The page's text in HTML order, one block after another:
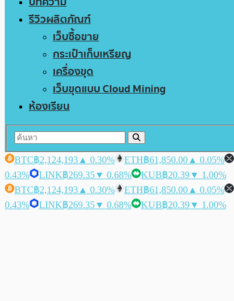
รีวิวผลิตภัณฑ์
เว็บซื้อขาย
กระเป๋าเก็บเหรียญ
เครื่องขุด
เว็บขุดแบบ Cloud Mining
ห้องเรียน
BTC฿2,124,193 ▲ 0.30% ETH฿61,850.00 ▲ 0.05%
0.43%
LINK฿269.35▼ 0.68% KUB฿20.39▼ 1.00%
BTC฿2,124,193 ▲ 0.30% ETH฿61,850.00 ▲ 0.05%
0.43%
LINK฿269.35▼ 0.68% KUB฿20.39▼ 1.00%